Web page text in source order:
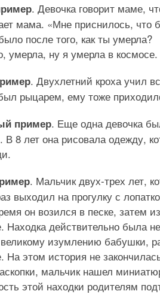
. Девочка говорит маме,
мама. «Мне приснилось, что
после того, как ты умерла?
умерла, ну я умерла в
. Двухлетний кроха учил
рыцарем, ему тоже
пример. Еще одна девочка
В 8 лет она рисовала одежду,
. Мальчик двух-трех лет,
выходил на прогулку с
он возился в песке, затем
Находка действительно была
изумлению бабушки,
На этом история не
мальчик нашел
этой находки родителям